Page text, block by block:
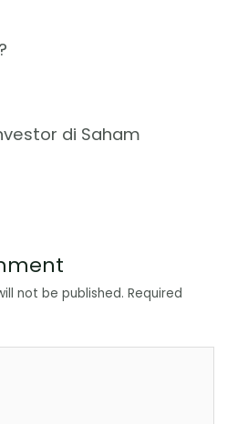
di Saham
not be published. Required